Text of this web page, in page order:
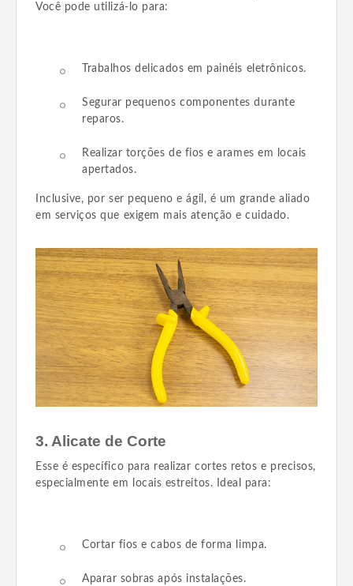
Você pode utilizá-lo para:
Trabalhos delicados em painéis eletrônicos.
Segurar pequenos componentes durante
reparos.
Realizar torções de fios e arames em locais
apertados.
Inclusive, por ser pequeno e ágil, é um grande aliado
em serviços que exigem mais atenção e cuidado.
3. Alicate de Corte
Esse é específico para realizar cortes retos e precisos,
especialmente em locais estreitos. Ideal para:
Cortar fios e cabos de forma limpa.
Aparar sobras após instalações.